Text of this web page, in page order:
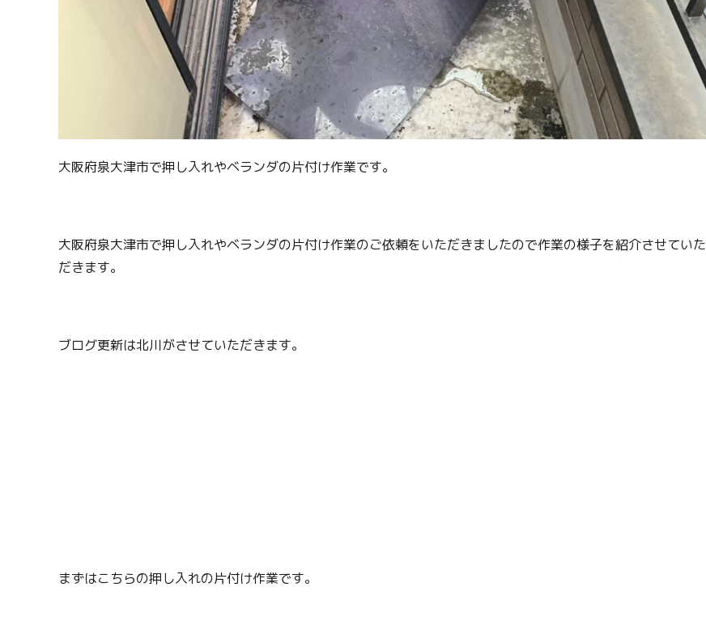
大阪府泉大津市で押し入れやベランダの片付け作業です。
大阪府泉大津市で押し入れやベランダの片付け作業のご依頼をいただきましたので作業の様子を紹介させていた
だきます。
ブログ更新は北川がさせていただきます。
まずはこちらの押し入れの片付け作業です。